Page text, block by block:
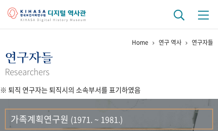
걸어온 길 기관 변천사
연구 역사
정책과 연구 키워드로 보는 연구 역사
연구자들
간행물 변천사
Home 연구 역사 연구자들
연구자들
Researchers
※ 퇴직 연구자는 퇴직시의 소속부서를 표기하였음
가족계획연구원 (1971. ~ 1981.)